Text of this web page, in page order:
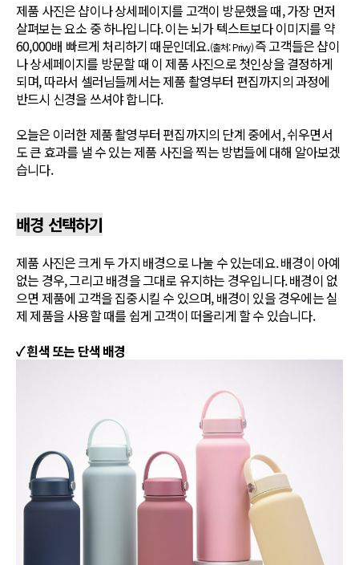
제품 사진은 샵이나 상세페이지를 고객이 방문했을 때, 가장 먼저
살펴보는 요소 중 하나입니다. 이는 뇌가 텍스트보다 이미지를 약
60,000배 빠르게 처리하기 때문인데요.(출처: Privy)즉 고객들은 샵이
나 상세페이지를 방문할 때 이 제품 사진으로 첫인상을 결정하게
되며, 따라서 셀러님들께서는 제품 촬영부터 편집까지의 과정에
반드시 신경을 쓰셔야 합니다.
오늘은 이러한 제품 촬영부터 편집까지의 단계 중에서, 쉬우면서
도 큰 효과를 낼 수 있는 제품 사진을 찍는 방법들에 대해 알아보겠
습니다.
배경 선택하기
제품 사진은 크게 두 가지 배경으로 나눌 수 있는데요. 배경이 아예
없는 경우, 그리고 배경을 그대로 유지하는 경우입니다. 배경이 없
으면 제품에 고객을 집중시킬 수 있으며, 배경이 있을 경우에는 실
제 제품을 사용할 때를 쉽게 고객이 떠올리게 할 수 있습니다.
✓ 흰색 또는 단색 배경